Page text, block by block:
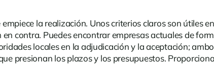
la realización. Unos criterios claros son útiles
contra. Puedes encontrarempresasactuales de
locales en la adjudicación y la aceptación;
presionan los plazos y los presupuestos.